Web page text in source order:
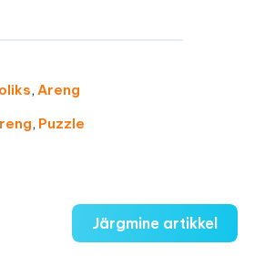
, Areng
, Puzzle
Järgmine artikkel